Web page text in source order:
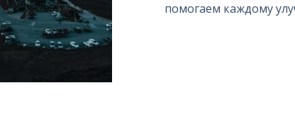
помогаем каждому